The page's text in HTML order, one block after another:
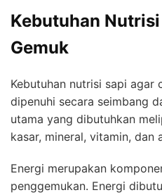
Kebutuhan
Gemuk
Kebutuhan nutrisi sapi agar
dipenuhi secara seimbang
utama yang dibutuhkan
kasar, mineral, vitamin, dan
Energi merupakan
penggemukan. Energi